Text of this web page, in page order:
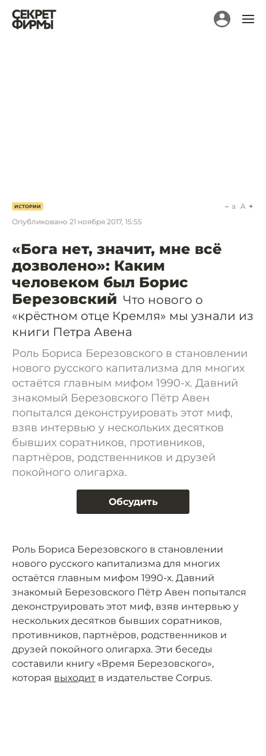
ИСТОРИИ
Опубликовано 21 ноября 2017, 15:55
a A
«Бога нет, значит, мне всё
дозволено»: Каким
человеком был Борис
Березовский Что нового о
«крёстном отце Кремля» мы узнали из
книги Петра Авена
Роль Бориса Березовского в становлении
нового русского капитализма для многих
остаётся главным мифом 1990-х. Давний
знакомый Березовского Пётр Авен
попытался деконструировать этот миф,
взяв интервью у нескольких десятков
бывших соратников, противников,
партнёров, родственников и друзей
покойного олигарха.
Обсудить
Роль Бориса Березовского в становлении
нового русского капитализма для многих
остаётся главным мифом 1990-х. Давний
знакомый Березовского Пётр Авен попытался
деконструировать этот миф, взяв интервью у
нескольких десятков бывших соратников,
противников, партнёров, родственников и
друзей покойного олигарха. Эти беседы
составили книгу «Время Березовского»,
которая выходит в издательстве Corpus.